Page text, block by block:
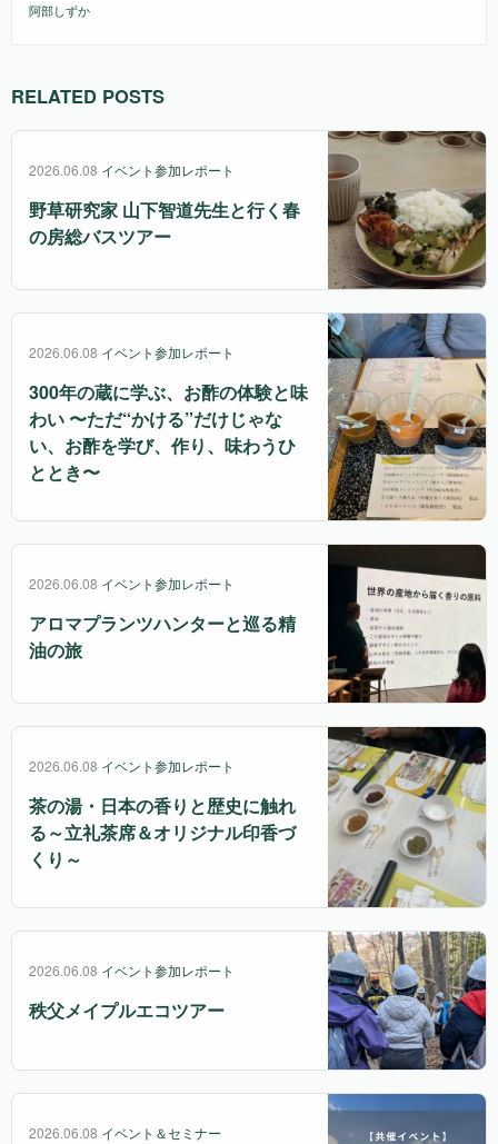
阿部しずか
RELATED POSTS
2026.06.08 イベント参加レポート
野草研究家 山下智道先生と行く春
の房総バスツアー
2026.06.08 イベント参加レポート
300年の蔵に学ぶ、お酢の体験と味
わい 〜ただ“かける”だけじゃな
い、お酢を学び、作り、味わうひ
ととき〜
2026.06.08 イベント参加レポート
アロマプランツハンターと巡る精
油の旅
2026.06.08 イベント参加レポート
茶の湯・日本の香りと歴史に触れ
る～立礼茶席＆オリジナル印香づ
くり～
2026.06.08 イベント参加レポート
秩父メイプルエコツアー
2026.06.08 イベント＆セミナー